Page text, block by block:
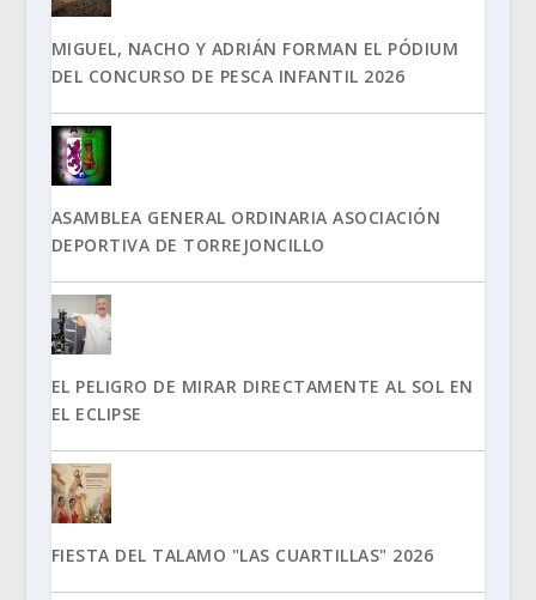
MIGUEL, NACHO Y ADRIÁN FORMAN EL PÓDIUM
DEL CONCURSO DE PESCA INFANTIL 2026
ASAMBLEA GENERAL ORDINARIA ASOCIACIÓN
DEPORTIVA DE TORREJONCILLO
EL PELIGRO DE MIRAR DIRECTAMENTE AL SOL EN
EL ECLIPSE
FIESTA DEL TALAMO "LAS CUARTILLAS" 2026